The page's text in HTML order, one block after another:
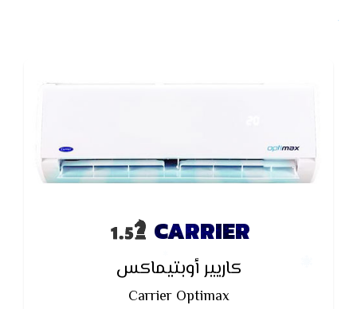
CARRIER
كاريير أوبتيماكس
Carrier Optimax